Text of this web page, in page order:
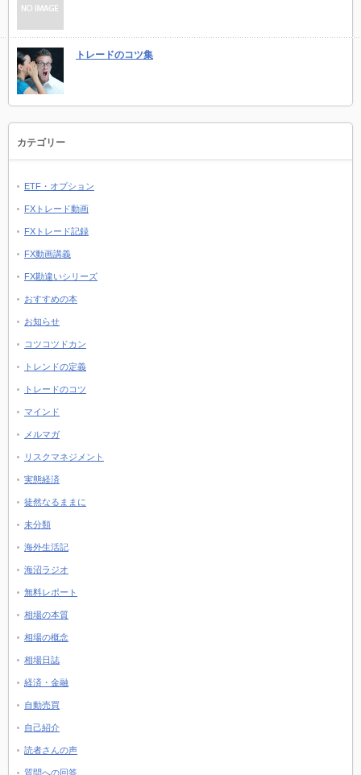
トレードのコツ集
カテゴリー
ETF・オプション
FXトレード動画
FXトレード記録
FX動画講義
FX勘違いシリーズ
おすすめの本
お知らせ
コツコツドカン
トレンドの定義
トレードのコツ
マインド
メルマガ
リスクマネジメント
実態経済
徒然なるままに
未分類
海外生活記
海沼ラジオ
無料レポート
相場の本質
相場の概念
相場日誌
経済・金融
自動売買
自己紹介
読者さんの声
質問への回答